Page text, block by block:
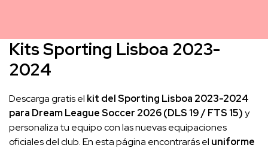
Kits Sporting Lisboa 2023-
2024
Descarga gratis el kit del Sporting Lisboa 2023-2024
para Dream League Soccer 2026 (DLS 19 / FTS 15)y
personaliza tu equipo con las nuevas equipaciones
oficiales del club. En esta página encontrarás el uniforme